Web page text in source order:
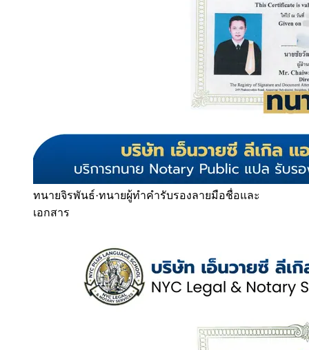
ทนายจิรพันธ์·ทนายผู้ทำคำรับรองลายมือชื่อและ
เอกสาร